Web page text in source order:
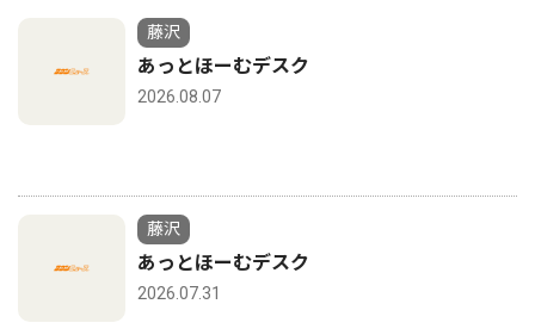
藤沢
あっとほーむデスク
2026.08.07
藤沢
あっとほーむデスク
2026.07.31